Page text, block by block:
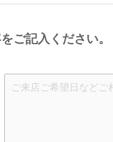
ご記入ください。